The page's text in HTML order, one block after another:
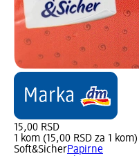
15,00 RSD
1 kom (15,00 RSD za 1 kom)
Soft&SicherPapirne